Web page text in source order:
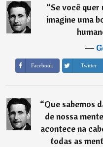
“Se você
imagine uma
―
Facebook Twitter
“Que sabemos
de nossa
acontece na
todas as